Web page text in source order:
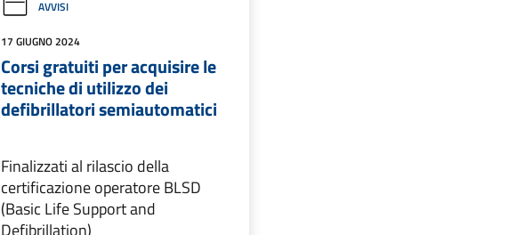
AVVISI
17 GIUGNO 2024
Corsi gratuiti per acquisire le
tecniche di utilizzo dei
defibrillatori semiautomatici
Finalizzati al rilascio della
certificazione operatore BLSD
(Basic Life Support and